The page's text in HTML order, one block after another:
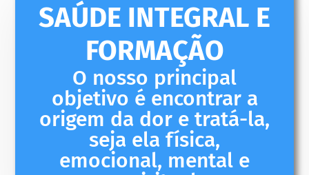
SAÚDE INTEGRAL E
FORMAÇÃO
O nosso principal
objetivo é encontrar a
origem da dor e tratá-la,
seja ela física,
emocional, mental e